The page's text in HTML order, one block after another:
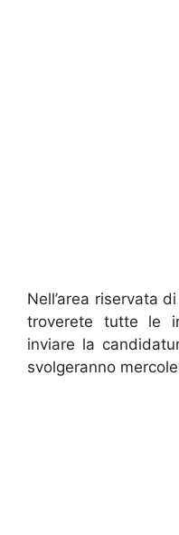
Nell’area riservata
troverete tutte le
inviare la
svolgeranno